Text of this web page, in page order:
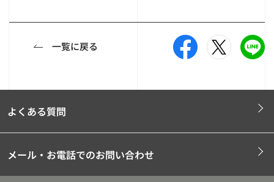
一覧に戻る
よくある質問
メール・お電話でのお問い合わせ